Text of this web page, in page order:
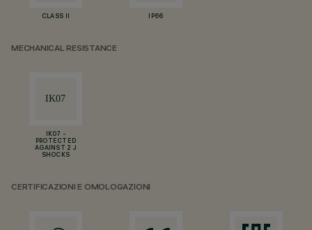
CLASS II IP66
MECHANICAL RESISTANCE
IK07 -
PROTECTED
AGAINST 2 J
SHOCKS
CERTIFICAZIONI E OMOLOGAZIONI